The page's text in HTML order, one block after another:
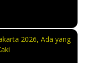
2026, Ada yang